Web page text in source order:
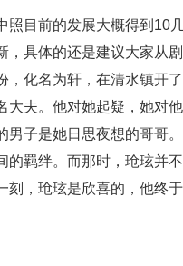
照目前的发展大概得到10
，具体的还是建议大家从
，化名为轩，在清水镇开
大夫。他对她起疑，她对
男子是她日思夜想的哥哥
的羁绊。而那时，玱玹并
刻，玱玹是欣喜的，他终